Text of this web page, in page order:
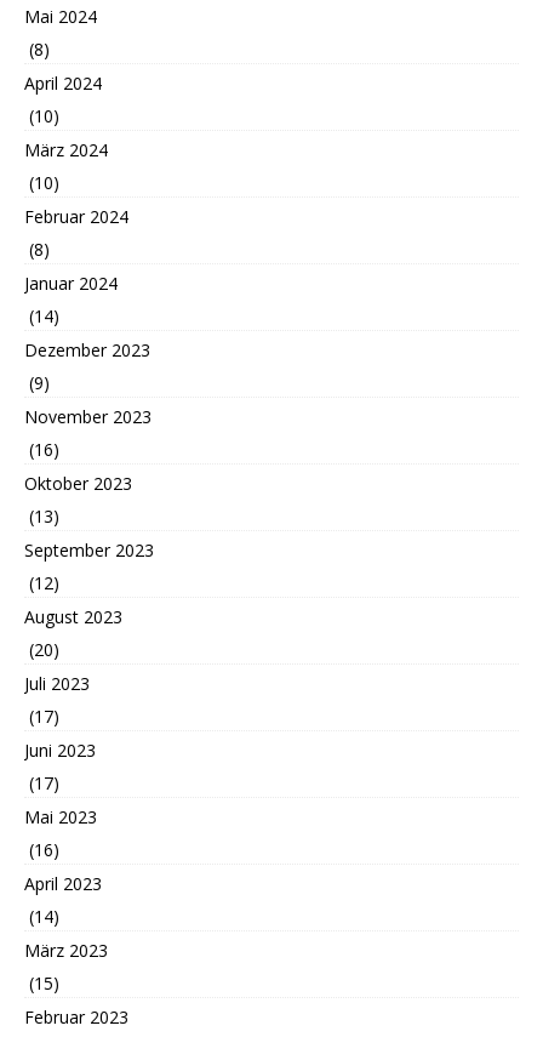
Mai 2024
(8)
April 2024
(10)
März 2024
(10)
Februar 2024
(8)
Januar 2024
(14)
Dezember 2023
(9)
November 2023
(16)
Oktober 2023
(13)
September 2023
(12)
August 2023
(20)
Juli 2023
(17)
Juni 2023
(17)
Mai 2023
(16)
April 2023
(14)
März 2023
(15)
Februar 2023